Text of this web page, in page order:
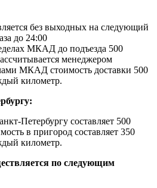
без выходных на следующий
до 24:00
МКАД до подъезда 500
менеджером
МКАД стоимость доставки 500
километр.
Петербургу составляет 500
в пригород составляет 350
километр.
по следующим